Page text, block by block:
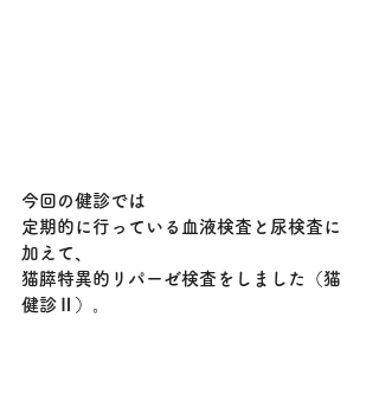
今回の健診では
定期的に行っている血液検査と尿検査に
加えて、
猫膵特異的リパーゼ検査をしました（猫
健診Ⅱ）。